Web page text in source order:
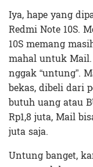
Iya, hape yang
Redmi Note 10S.
10S memang
mahal untuk
nggak “untung”.
bekas, dibeli dari
butuh uang atau
Rp1,8 juta, Mail
juta saja.
Untung banget,